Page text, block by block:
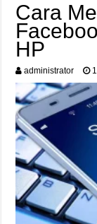
Cara
HP
administrator